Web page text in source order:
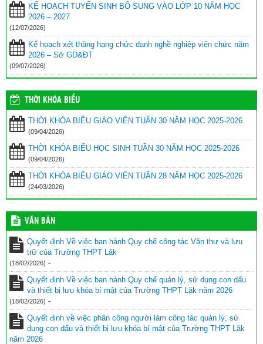
KẾ HOẠCH TUYỂN SINH BỔ SUNG VÀO LỚP 10 NĂM HỌC
2026 – 2027
(12/07/2026)
Kế hoạch xét thăng hạng chức danh nghề nghiệp viên chức năm
2026 – Sở GD&ĐT
(09/07/2026)
THỜI KHÓA BIỂU
THỜI KHÓA BIỂU GIÁO VIÊN TUẦN 30 NĂM HỌC 2025-2026
(09/04/2026)
THỜI KHÓA BIỂU HỌC SINH TUẦN 30 NĂM HỌC 2025-2026
(09/04/2026)
THỜI KHÓA BIỂU GIÁO VIÊN TUẦN 28 NĂM HỌC 2025-2026
(24/03/2026)
VĂN BẢN
Quyết định Về việc ban hành Quy chế công tác Văn thư và lưu
trữ của Trường THPT Lăk
(18/02/2026) -
Quyết định Về việc ban hành Quy chế quản lý, sử dụng con dấu
và thiết bị lưu khóa bí mật của Trường THPT Lăk năm 2026
(18/02/2026) -
Quyết định về việc phân công người làm công tác quản lý, sử
dụng con dấu và thiết bị lưu khóa bí mật của Trường THPT Lăk
năm 2026